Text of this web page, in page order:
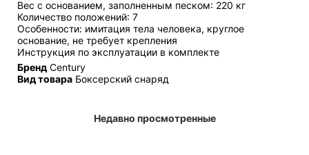
Вес с основанием, заполненным песком: 220 кг
Количество положений: 7
Особенности: имитация тела человека, круглое
основание, не требует крепления
Инструкция по эксплуатации в комплекте
Бренд Century
Вид товара Боксерский снаряд
Недавно просмотренные